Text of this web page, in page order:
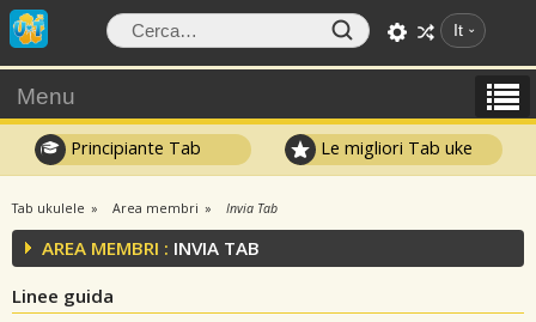
It
Menu
Principiante Tab Le migliori Tab uke
Tab ukulele Area membri Invia Tab
AREA MEMBRI : INVIA TAB
Linee guida